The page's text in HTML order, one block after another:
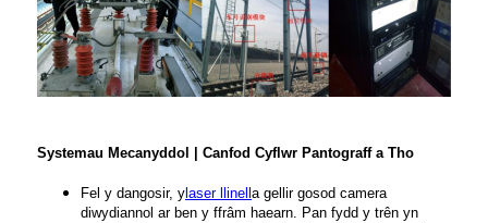
Systemau Mecanyddol | Canfod Cyflwr Pantograff a Tho
Fel y dangosir, y laser llinell a gellir gosod camera
diwydiannol ar ben y ffrâm haearn. Pan fydd y trên yn